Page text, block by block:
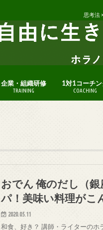
思考法
企業・組織研修
TRAINING
1対1コーチ
COACHING
おでん 俺のだし（
パ！美味い料理がこ
2020.05.11
和食、好き？ 講師・ライターの